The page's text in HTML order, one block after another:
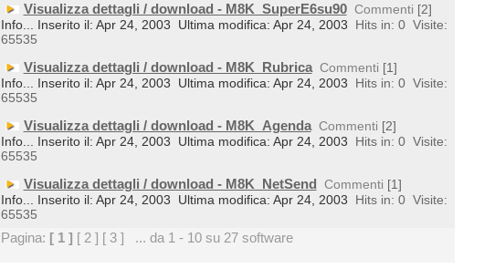
Visualizza dettagli / download - M8K_SuperE6su90 Commenti [2]
Info... Inserito il: Apr 24, 2003
Ultima modifica: Apr 24, 2003 Hits in: 0 Visite:
65535
Visualizza dettagli / download - M8K_Rubrica Commenti [1]
Info... Inserito il: Apr 24, 2003
Ultima modifica: Apr 24, 2003 Hits in: 0 Visite:
65535
Visualizza dettagli / download - M8K_Agenda Commenti [2]
Info... Inserito il: Apr 24, 2003
Ultima modifica: Apr 24, 2003 Hits in: 0 Visite:
65535
Visualizza dettagli / download - M8K_NetSend Commenti [1]
Info... Inserito il: Apr 24, 2003
Ultima modifica: Apr 24, 2003 Hits in: 0 Visite:
65535
Pagina: [ 1 ] [ 2 ] [ 3 ] ... da 1 - 10 su 27 software